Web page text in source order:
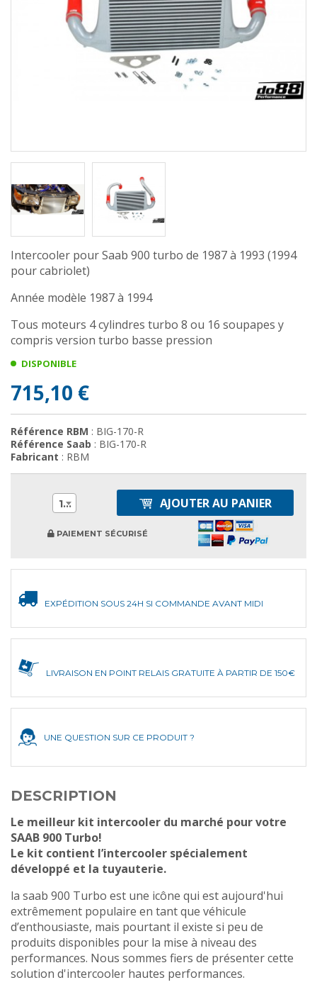
Intercooler pour Saab 900 turbo de 1987 à 1993 (1994
pour cabriolet)
Année modèle 1987 à 1994
Tous moteurs 4 cylindres turbo 8 ou 16 soupapes y
compris version turbo basse pression
DISPONIBLE
715,10 €
Référence RBM : BIG-170-R
Référence Saab : BIG-170-R
Fabricant : RBM
1 AJOUTER AU PANIER
PAIEMENT SÉCURISÉ
EXPÉDITION SOUS 24H SI COMMANDE AVANT MIDI
LIVRAISON EN POINT RELAIS GRATUITE À PARTIR DE 150€
UNE QUESTION SUR CE PRODUIT ?
DESCRIPTION
Le meilleur kit intercooler du marché pour votre
SAAB 900 Turbo!
Le kit contient l’intercooler spécialement
développé et la tuyauterie.
la saab 900 Turbo est une icône qui est aujourd'hui
extrêmement populaire en tant que véhicule
d’enthousiaste, mais pourtant il existe si peu de
produits disponibles pour la mise à niveau des
performances. Nous sommes fiers de présenter cette
solution d'intercooler hautes performances.